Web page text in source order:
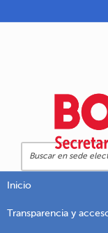
Inicio
Transparencia y